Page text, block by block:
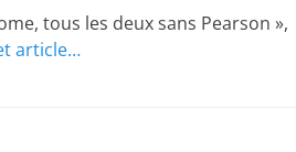
tous les deux sans Pearson »,
article…